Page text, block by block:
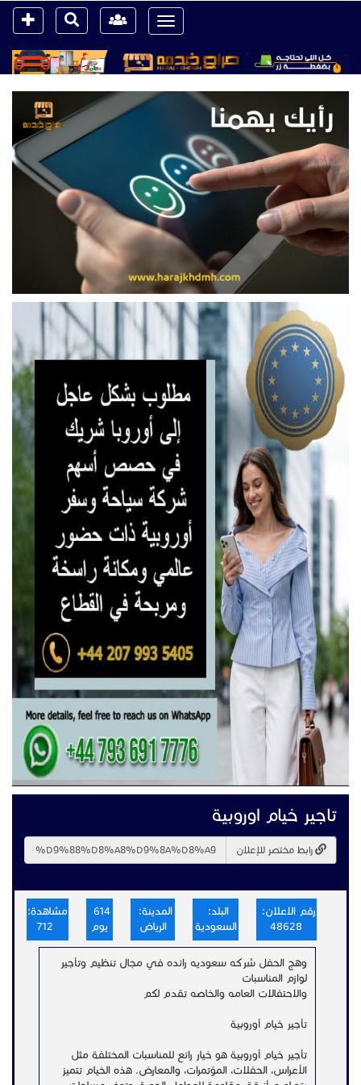
Toggle
navigation
تاجير خيام اوروبية
رابط مختصر للإعلان
رقم الاعلان:
48628
البلد:
السعودية
المدينة:
الرياض
614
يوم
مشاهدة:
وهج الحفل شركه سعوديه رائده في مجال تنظيم وتأجير
لوازم المناسبات
والاحتفالات العامه والخاصه تقدم لكم
تأجير خيام أوروبية
تأجير خيام أوروبية هو خيار رائع للمناسبات المختلفة مثل
الأعراس، الحفلات، المؤتمرات، والمعارض. هذه الخيام تتميز